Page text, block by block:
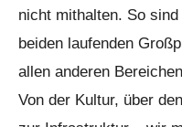
nicht mithalten. So
beiden laufenden
allen anderen
Von der Kultur, über